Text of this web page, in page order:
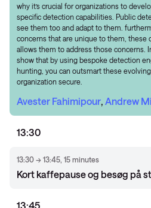
why it’s crucial for organizations to
specific detection capabilities. Public
see them too and adapt to them.
concerns that are unique to them, these
allows them to address those concerns.
show that by using bespoke detection
hunting, you can outsmart these
organization secure.
Avester Fahimipour, Andrew
13:30
13:30 → 13:45, 15 minutes
Kort kaffepause og besøg på
13:45